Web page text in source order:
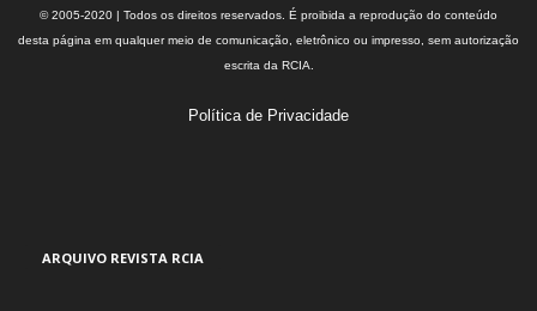
© 2005-2020 | Todos os direitos reservados. É proibida a reprodução do conteúdo
desta página em qualquer meio de comunicação, eletrônico ou impresso, sem autorização
escrita da RCIA.
Política de Privacidade
ARQUIVO REVISTA RCIA